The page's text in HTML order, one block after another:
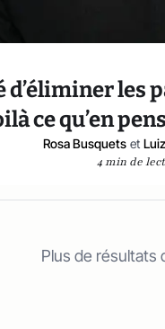
d’éliminer
ce qu’en
Rosa Busquets et
4 min de
Plus de résultats